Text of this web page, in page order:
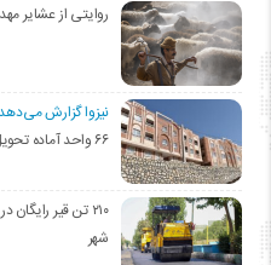
روایتی از عشایر
نیزوا گزارش
۶۶ واحد آماده تحویل در پروژه۱۳۸ واحدی مهدیشهر
۲۱۰ تن قیر
شهر